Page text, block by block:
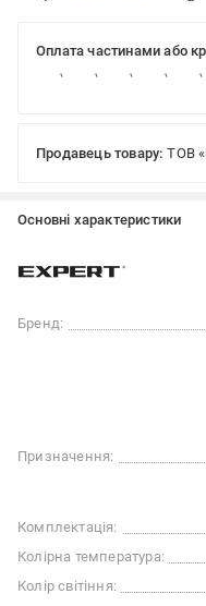
Оплата частинами або
Продавець товару: ТОВ
Основні характеристики
Бренд:
Призначення:
Комплектація:
Колірна температура:
Колір світіння: